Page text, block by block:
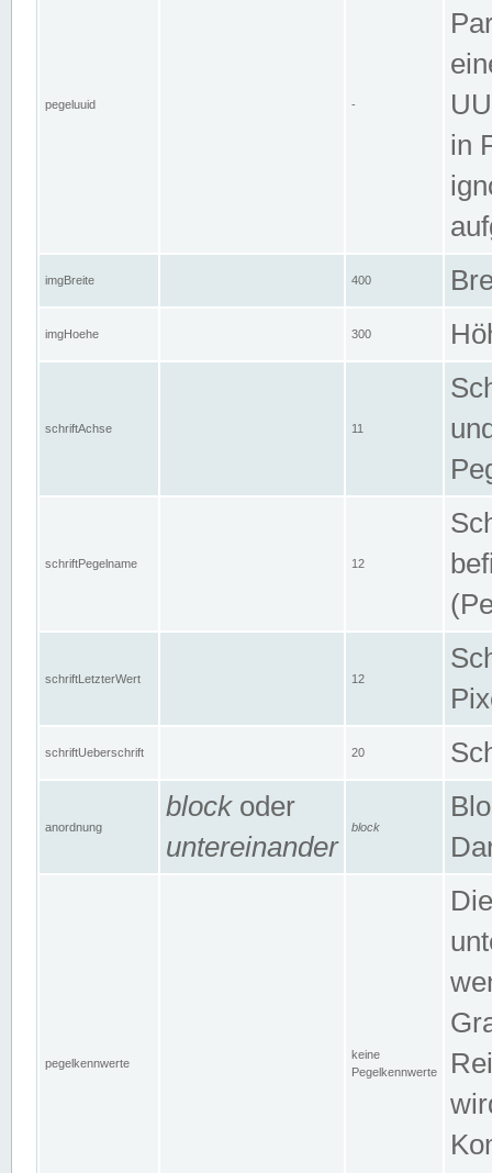
pegeluuid -
in
imgBreite 400
imgHoehe 300
schriftAchse 11
schriftPegelname 12
schriftLetzterWert 12
schriftUeberschrift 20
anordnung
blockoder
untereinander
block
pegelkennwerte
keine
Pegelkennwerte